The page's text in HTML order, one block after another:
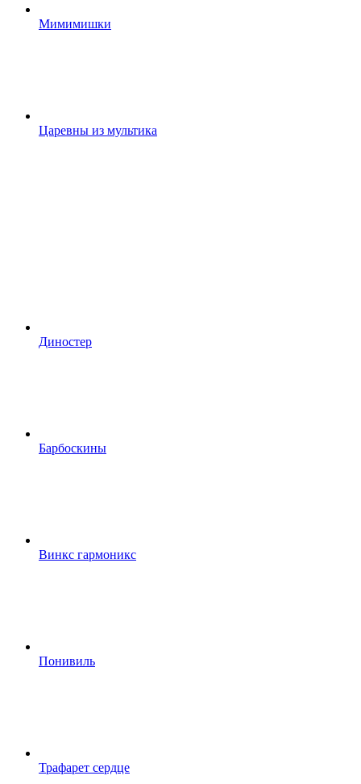
Мимимишки
Царевны из мультика
Диностер
Барбоскины
Винкс гармоникс
Понивиль
Трафарет сердце